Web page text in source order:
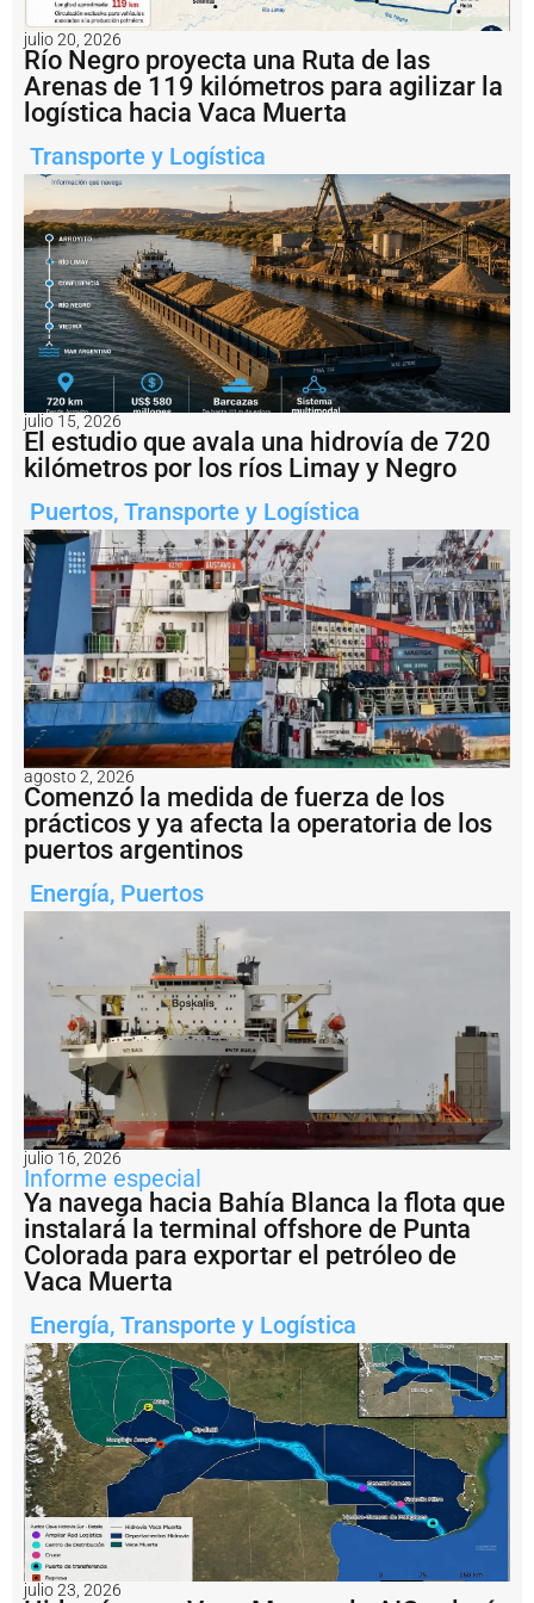
e
R
o
s
a
ri
o
o
n
v
e
r
ti
r
s
e
a
l
e
n
t
e
e
a
li
d
a
d
e
l
a
m
i
e
rí
a
?
P
e
s
c
a
il
e
g
a
l:
A
r
g
e
n
ti
n
a
i
m
p
julio 20, 2026
Río Negro proyecta una Ruta de las
Arenas de 119 kilómetros para agilizar la
logística hacia Vaca Muerta
Transporte y Logística
julio 15, 2026
El estudio que avala una hidrovía de 720
kilómetros por los ríos Limay y Negro
Puertos, Transporte y Logística
agosto 2, 2026
Comenzó la medida de fuerza de los
prácticos y ya afecta la operatoria de los
puertos argentinos
Energía, Puertos
julio 16, 2026
Informe especial
Ya navega hacia Bahía Blanca la flota que
instalará la terminal offshore de Punta
Colorada para exportar el petróleo de
Vaca Muerta
Energía, Transporte y Logística
julio 23, 2026